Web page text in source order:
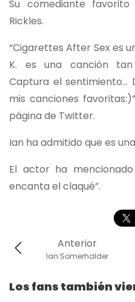
Su comediante
Rickles.
“Cigarettes After Sex es
K. es una canción
Captura el sentimiento…
mis canciones
página de Twitter.
Ian ha admitido que es
El actor ha
encanta el claqué”.
Anterior
Ian Somerhalder
Los fans también